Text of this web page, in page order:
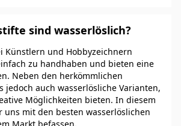
sind wasserlöslich?
Künstlern und Hobbyzeichnern
zu handhaben und bieten eine
Neben den herkömmlichen
jedoch auch wasserlösliche Varianten,
Möglichkeiten bieten. In diesem
uns mit den besten wasserlöslichen